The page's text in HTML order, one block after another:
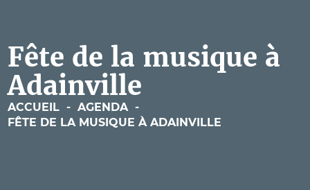
Fête de la musique à
Adainville
ACCUEIL - AGENDA -
FÊTE DE LA MUSIQUE À ADAINVILLE